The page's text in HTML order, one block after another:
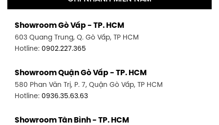
Showroom Gò Vấp - TP. HCM
603 Quang Trung, Q. Gò Vấp, TP HCM
Hotline: 0902.227.365
Showroom Quận Gò Vấp - TP. HCM
580 Phan Văn Trị, P. 7, Quận Gò Vấp, TP HCM
Hotline: 0936.35.63.63
Showroom Tân Bình - TP. HCM